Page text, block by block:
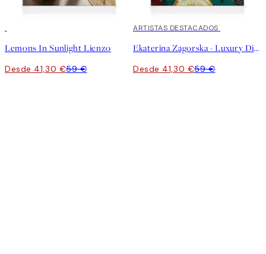
Lemons In Sunlight Lienzo
Desde 41,30 €59 €
30%*
ARTISTAS DESTACADOS
Ekaterina Zagorska - Luxury Dinner lienzo
Desde 41,30 €59 €